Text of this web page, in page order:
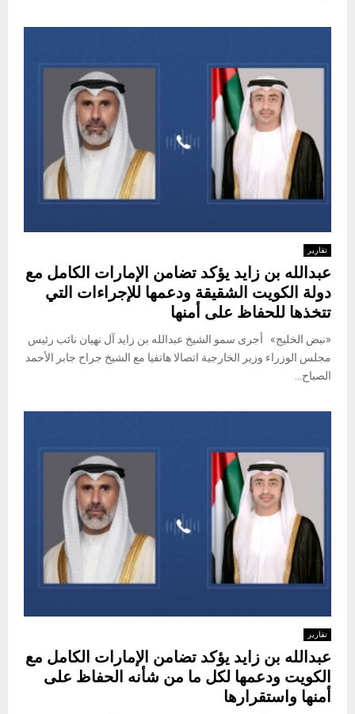
تقارير
عبدالله بن زايد يؤكد تضامن الإمارات الكامل مع
دولة الكويت الشقيقة ودعمها للإجراءات التي
تتخذها للحفاظ على أمنها
«نبض الخليج» أجرى سمو الشيخ عبدالله بن زايد آل نهيان نائب رئيس
مجلس الوزراء وزير الخارجية اتصالا هاتفيا مع الشيخ جراح جابر الأحمد
الصباح...
تقارير
عبدالله بن زايد يؤكد تضامن الإمارات الكامل مع
الكويت ودعمها لكل ما من شأنه الحفاظ على
أمنها واستقرارها